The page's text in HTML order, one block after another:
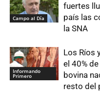
Campo al Día
fuertes
país las
la SNA
Informando
Primero
Los Ríos
el 40%
bovina
resto del